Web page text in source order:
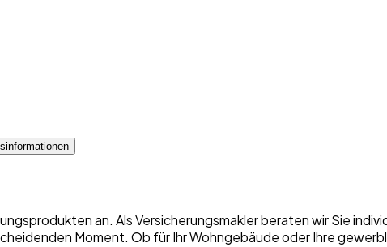
an. Als Versicherungsmakler beraten wir Sie
Moment. Ob für Ihr Wohngebäude oder Ihre